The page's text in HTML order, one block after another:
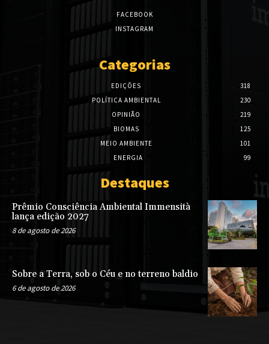
FACEBOOK
INSTAGRAM
Categorias
EDIÇÕES
318
POLÍTICA AMBIENTAL
230
OPINIÃO
219
BIOMAS
125
MEIO AMBIENTE
101
ENERGIA
99
Destaques
Prêmio Consciência Ambiental Immensità
lança edição 2027
8 de agosto de 2026
Sobre a Terra, sob o Céu e no terreno baldio
6 de agosto de 2026